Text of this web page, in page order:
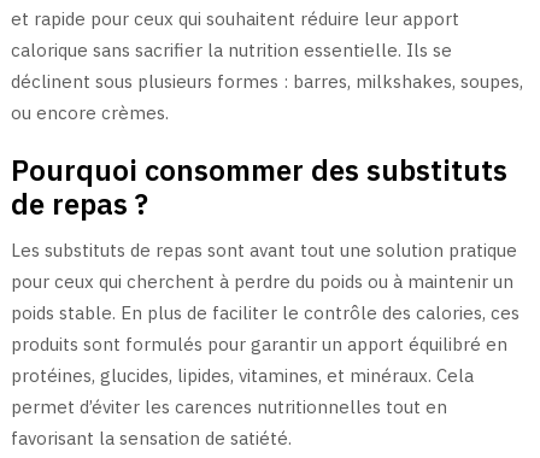
et rapide pour ceux qui souhaitent réduire leur apport
calorique sans sacrifier la nutrition essentielle. Ils se
déclinent sous plusieurs formes : barres, milkshakes, soupes,
ou encore crèmes.
Pourquoi consommer des substituts
de repas ?
Les substituts de repas sont avant tout une solution pratique
pour ceux qui cherchent à perdre du poids ou à maintenir un
poids stable. En plus de faciliter le contrôle des calories, ces
produits sont formulés pour garantir un apport équilibré en
protéines, glucides, lipides, vitamines, et minéraux. Cela
permet d’éviter les carences nutritionnelles tout en
favorisant la sensation de satiété.